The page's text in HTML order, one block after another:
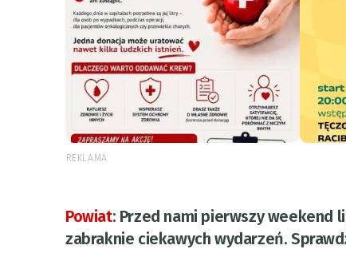
REKLAMA
Powiat: Przed nami pierwszy weekend
zabraknie ciekawych wydarzeń.